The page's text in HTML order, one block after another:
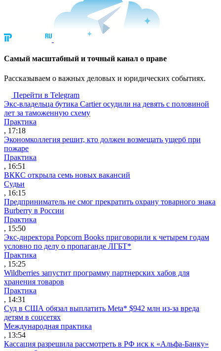
Cамый масштабный и точный канал о праве
Рассказываем о важных деловых и юридических событиях.
Перейти в Telegram
Экс-владельца бутика Cartier осудили на девять с половиной
лет за таможенную схему
Практика
, 17:18
Экономколлегия решит, кто должен возмещать ущерб при
пожаре
Практика
, 16:51
ВККС открыла семь новых вакансий
Судьи
, 16:15
Предприниматель не смог прекратить охрану товарного знака
Burberry в России
Практика
, 15:50
Экс-директора Popcorn Books приговорили к четырем годам
условно по делу о пропаганде ЛГБТ*
Практика
, 15:25
Wildberries запустит программу партнерских хабов для
хранения товаров
Практика
, 14:31
Суд в США обязал выплатить Meta* $942 млн из-за вреда
детям в соцсетях
Международная практика
, 13:54
Кассация разрешила рассмотреть в РФ иск к «Альфа-Банку»